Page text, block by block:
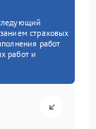
страховых
работ
работ и